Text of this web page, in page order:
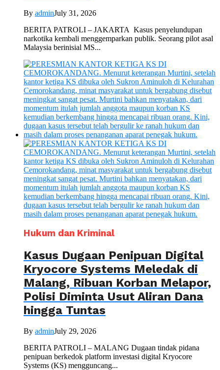
By adminJuly 31, 2026
BERITA PATROLI – JAKARTA Kasus penyelundupan
narkotika kembali menggemparkan publik. Seorang pilot asal
Malaysia berinisial MS...
Hukum dan Kriminal
Kasus Dugaan Penipuan Digital
Kryocore Systems Meledak di
Malang, Ribuan Korban Melapor,
Polisi Diminta Usut Aliran Dana
hingga Tuntas
By adminJuly 29, 2026
BERITA PATROLI – MALANG Dugaan tindak pidana
penipuan berkedok platform investasi digital Kryocore
Systems (KS) mengguncang...